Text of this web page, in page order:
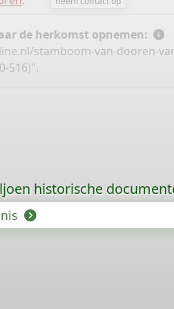
de herkomst opnemen:
stamboom-van-dooren-
516)".
historische